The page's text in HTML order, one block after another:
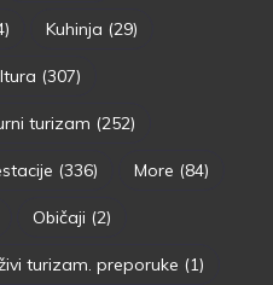
Kuhinja (29)
(307)
turizam (252)
(336) More (84)
Običaji (2)
turizam. preporuke (1)